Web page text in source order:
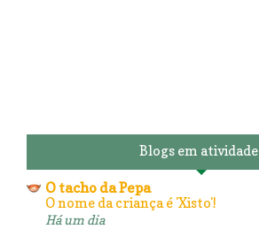
Blogs em atividade
O tacho da Pepa
O nome da criança é 'Xisto'!
Há um dia